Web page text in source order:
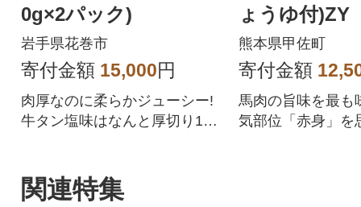
0g×2パック)
岩手県花巻市
寄付金額 15,000円
肉厚なのに柔らかジューシー!
牛タン塩味はなんと厚切り10
ょうゆ付)ZY
熊本県甲佐町
寄付金額
馬肉の旨味を最も
気部位「赤身」を
関連特集